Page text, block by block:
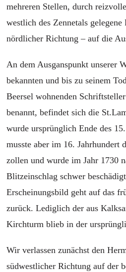
mehreren Stellen, durch
westlich des Zennetals
nördlicher Richtung – auf die
An dem Ausganspunkt unserer
bekannten und bis zu seinem
Beersel wohnenden
benannt, befindet sich die
wurde ursprünglich Ende des
musste aber im 16. Jahrhundert
zollen und wurde im Jahr 1730
Blitzeinschlag schwer
Erscheinungsbild geht auf das
zurück. Lediglich der aus
Kirchturm blieb in der
Wir verlassen zunächst den
südwestlicher Richtung auf der